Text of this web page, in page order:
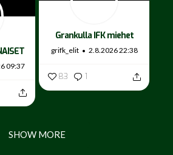
09:37
Grankulla IFK miehet
grifk_elit 2.8.2026 22:38
83 1
SHOW MORE